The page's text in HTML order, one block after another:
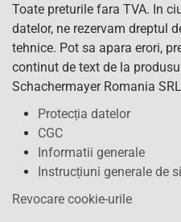
Toate preturile fara TVA. In
datelor, ne rezervam dreptul
tehnice. Pot sa apara erori,
continut de text de la
Schachermayer Romania
Protecția datelor
CGC
Informatii generale
Instrucțiuni generale de
Revocare cookie-urile